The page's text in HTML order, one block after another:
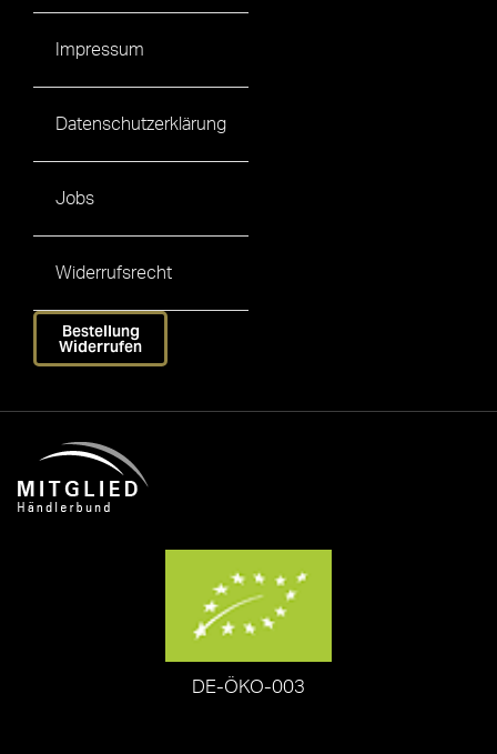
Impressum
Datenschutzerklärung
Jobs
Widerrufsrecht
Bestellung
Widerrufen
DE-ÖKO-003